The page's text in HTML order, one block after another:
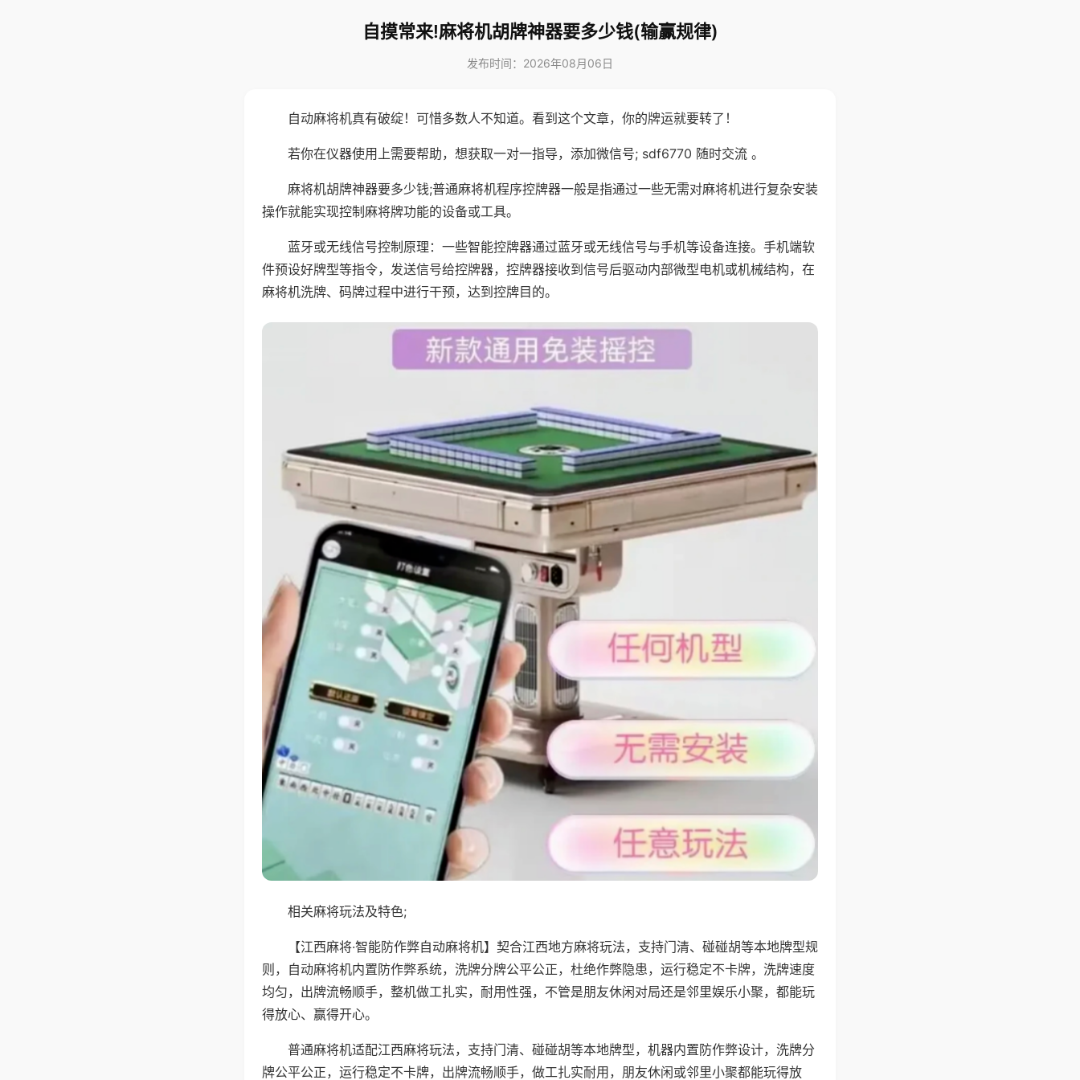
自摸常来!麻将机胡牌神器要多少钱(输赢规律)
发布时间：2026年08月06日
自动麻将机真有破绽！可惜多数人不知道。看到这个文章，你的牌运就要转了！
若你在仪器使用上需要帮助，想获取一对一指导，添加微信号; sdf6770 随时交流 。
麻将机胡牌神器要多少钱;普通麻将机程序控牌器一般是指通过一些无需对麻将机进行复杂安装
操作就能实现控制麻将牌功能的设备或工具。
蓝牙或无线信号控制原理：一些智能控牌器通过蓝牙或无线信号与手机等设备连接。手机端软
件预设好牌型等指令，发送信号给控牌器，控牌器接收到信号后驱动内部微型电机或机械结构，在
麻将机洗牌、码牌过程中进行干预，达到控牌目的。
相关麻将玩法及特色;
【江西麻将·智能防作弊自动麻将机】契合江西地方麻将玩法，支持门清、碰碰胡等本地牌型规
则，自动麻将机内置防作弊系统，洗牌分牌公平公正，杜绝作弊隐患，运行稳定不卡牌，洗牌速度
均匀，出牌流畅顺手，整机做工扎实，耐用性强，不管是朋友休闲对局还是邻里娱乐小聚，都能玩
得放心、赢得开心。
普通麻将机适配江西麻将玩法，支持门清、碰碰胡等本地牌型，机器内置防作弊设计，洗牌分
牌公平公正，运行稳定不卡牌，出牌流畅顺手，做工扎实耐用，朋友休闲或邻里小聚都能玩得放